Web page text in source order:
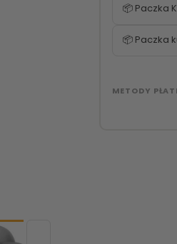
📦 Paczka
📦 Paczka
METODY